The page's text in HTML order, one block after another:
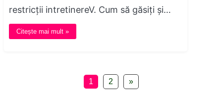
restricții intretinereV. Cum să găsiți și…
Citește mai mult »
1 2 »